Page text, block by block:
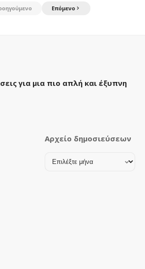
Επόμενο
για μια πιο απλή και έξυπνη
Αρχείο δημοσιεύσεων
Αρχείο